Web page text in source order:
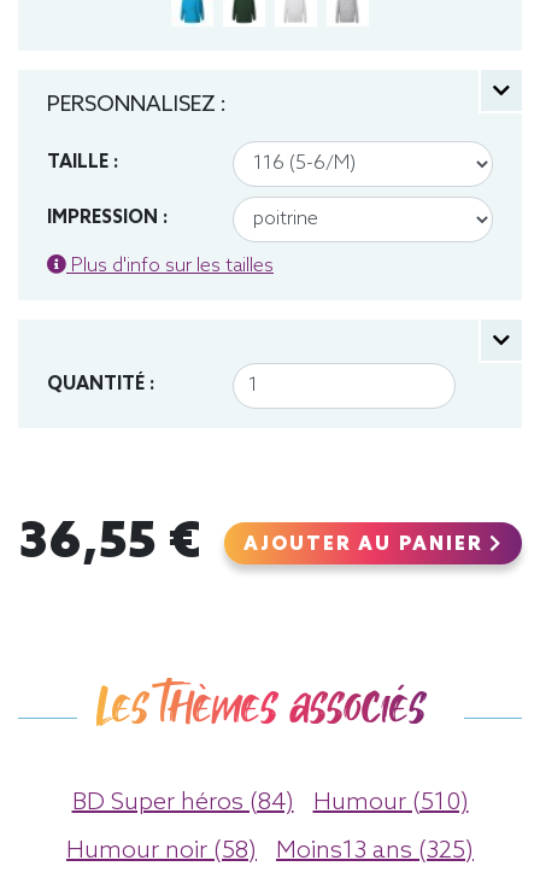
PERSONNALISEZ :
TAILLE :
IMPRESSION :
Plus d'info sur les tailles
QUANTITÉ :
36,55 € AJOUTER AU PANIER
Les thèmes associés
BD Super héros (84)
Humour (510)
Humour noir (58)
Moins13 ans (325)